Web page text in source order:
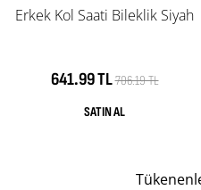
Erkek Kol Saati Bileklik Siyah
641.99 TL706.19 TL